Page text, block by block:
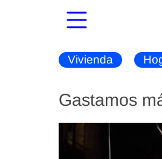
Vivienda
Gastamos